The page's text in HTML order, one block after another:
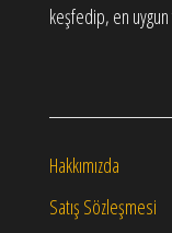
keşfedip, en
Hakkımızda
Satış Sözleşmesi